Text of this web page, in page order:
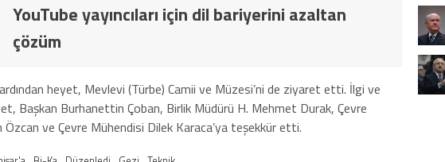
YouTube yayıncıları için dil bariyerini azaltan
çözüm
heyet, Mevlevi (Türbe) Camii ve Müzesi’ni de ziyaret etti. İlgi ve
Başkan Burhanettin Çoban, Birlik Müdürü H. Mehmet Durak, Çevre
Özcan ve Çevre Mühendisi Dilek Karaca’ya teşekkür etti.